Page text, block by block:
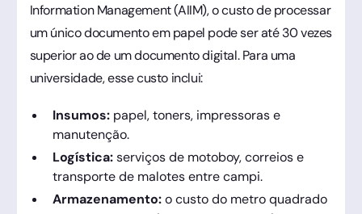
Information Management (AIIM), o custo de processar
um único documento em papel pode ser até 30 vezes
superior ao de um documento digital. Para uma
universidade, esse custo inclui:
Insumos:papel, toners, impressoras e
manutenção.
Logística:serviços de motoboy, correios e
transporte de malotes entre campi.
Armazenamento:o custo do metro quadrado